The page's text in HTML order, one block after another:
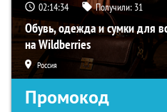
02:14:33 Получили: 31
Обувь, одежда и сумки для
на Wildberries
Россия
Промокод